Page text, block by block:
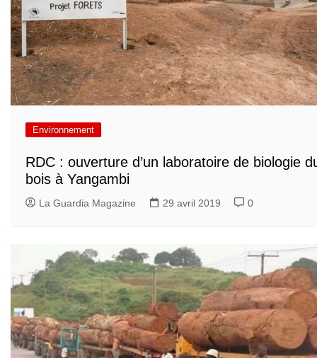
Environnement
RDC : ouverture d’un laboratoire de biologie
bois à Yangambi
La Guardia Magazine 29 avril 2019 0